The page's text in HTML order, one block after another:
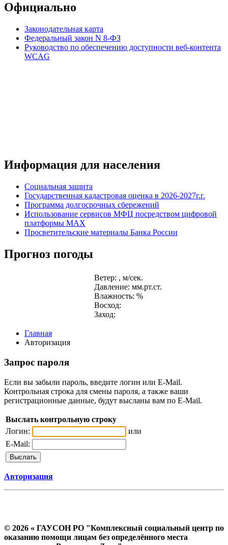
Официально
Законодательная карта
Федеральный закон N 8-ФЗ
Руководство по обеспечению доступности веб-контента
WCAG
Информация для населения
Социальная защита
Государственная кадастровая оценка в 2026-2027г.г.
Программа долгосрочных сбережений
Использование сервисов МФЦ посредством цифровой
платформы MAX
Просветительские материалы Банка России
Прогноз погоды
Ветер: , м/сек.
Давление: мм.рт.ст.
Влажность: %
Восход:
Заход:
Главная
Авторизация
Запрос пароля
Если вы забыли пароль, введите логин или E-Mail.
Контрольная строка для смены пароля, а также ваши
регистрационные данные, будут высланы вам по E-Mail.
Выслать контрольную строку
Логин:
или
E-Mail:
Авторизация
© 2026 « ГАУСОН РО "Комплексный социальный центр по
оказанию помощи лицам без определённого места